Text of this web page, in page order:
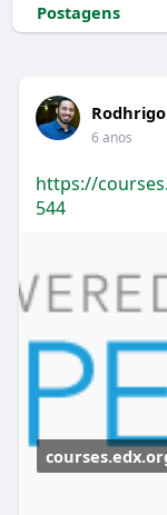
Postagens
6 anos
https://
544